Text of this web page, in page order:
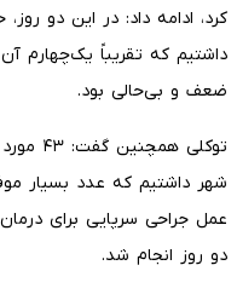
داشتیم که تقریباً یک‌چهارم آن
ضعف و بی‌حالی بود.
توکلی
عمل جراحی سرپایی برای
دو روز انجام شد.